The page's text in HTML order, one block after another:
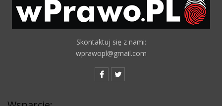
Skontaktuj się z nami:
wprawopl@gmail.com